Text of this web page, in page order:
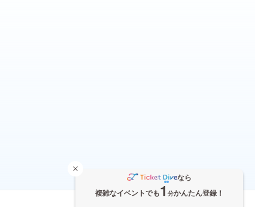
なら
複雑なイベントでも1 分かんたん登録！